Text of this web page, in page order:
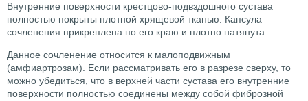
Внутренние поверхности крестцово-подвздошного сустава
полностью покрыты плотной хрящевой тканью. Капсула
сочленения прикреплена по его краю и плотно натянута.
Данное сочленение относится к малоподвижным
(амфиартрозам). Если рассматривать его в разрезе сверху, то
можно убедиться, что в верхней части сустава его внутренние
поверхности полностью соединены между собой фиброзной